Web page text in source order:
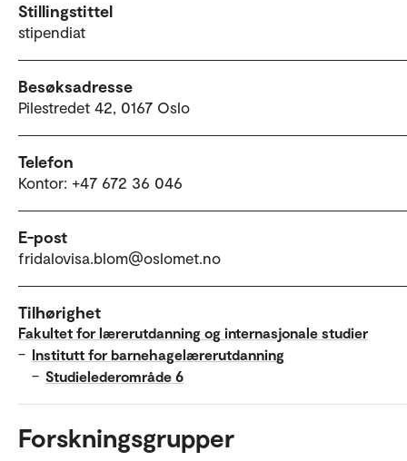
Stillingstittel
stipendiat
Besøksadresse
Pilestredet 42, 0167 Oslo
Telefon
Kontor: +47 672 36 046
E-post
fridalovisa.blom@oslomet.no
Tilhørighet
Fakultet for lærerutdanning og internasjonale studier
– Institutt for barnehagelærerutdanning
– Studielederområde 6
Forskningsgrupper